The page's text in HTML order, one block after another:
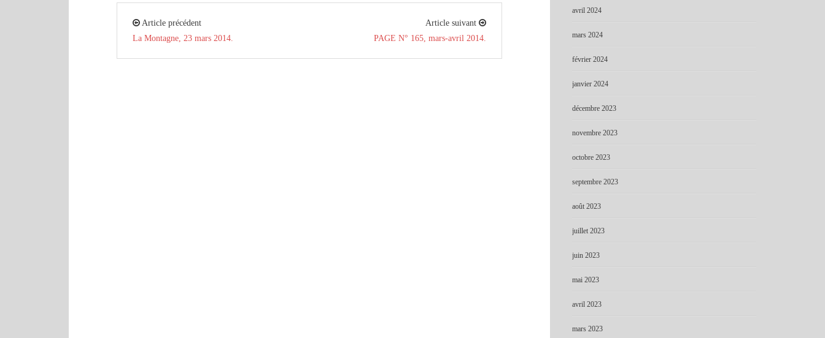
Article précédent
La Montagne, 23 mars 2014.
Article suivant
PAGE N° 165, mars-avril 2014.
avril 2024
mars 2024
février 2024
janvier 2024
décembre 2023
novembre 2023
octobre 2023
septembre 2023
août 2023
juillet 2023
juin 2023
mai 2023
avril 2023
mars 2023